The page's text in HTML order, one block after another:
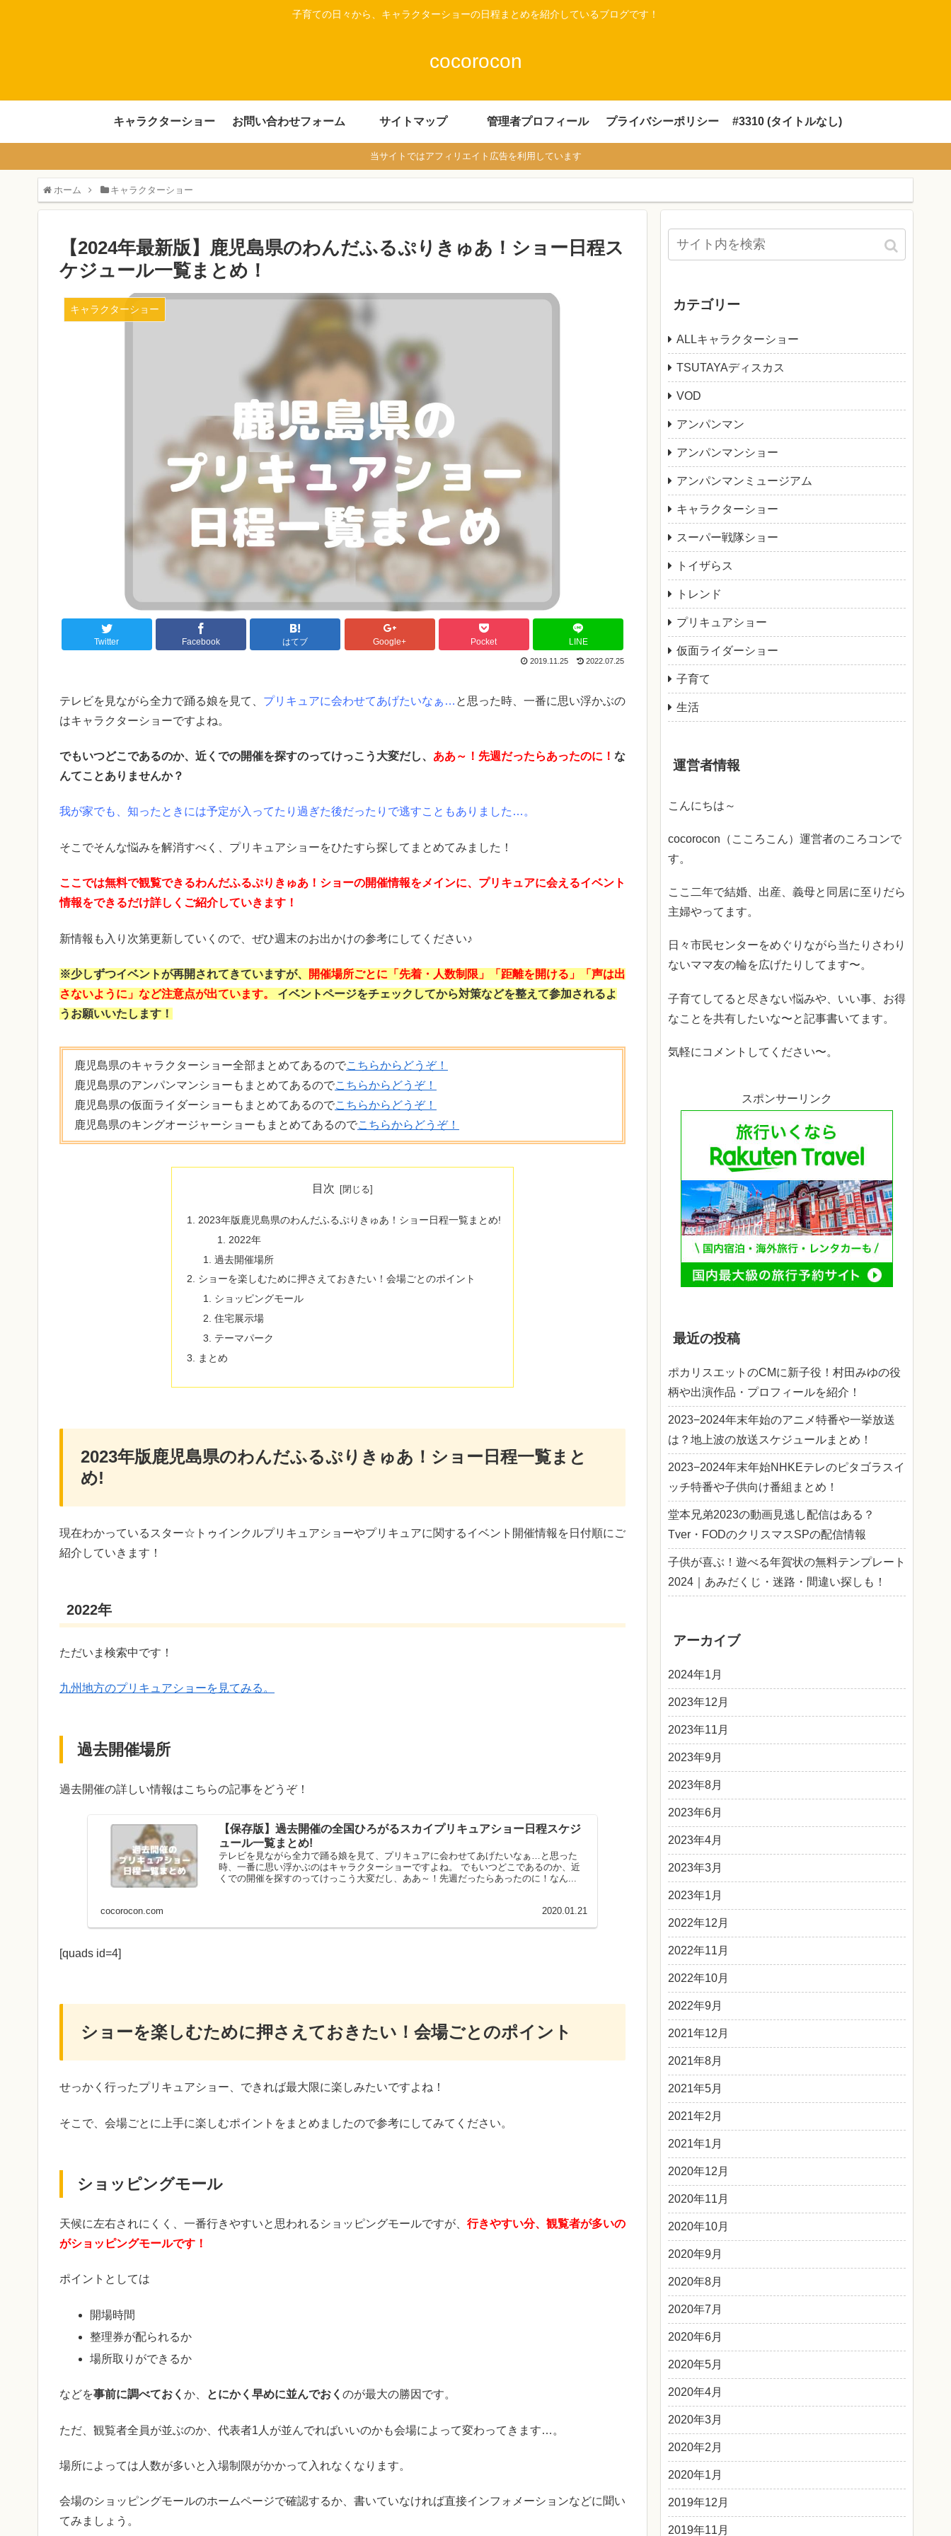
子育ての日々から、キャラクターショーの日程まとめを紹介しているブログです！
cocorocon
キャラクターショー お問い合わせフォーム サイトマップ 管理者プロフィール プライバシーポリシー #3310 (タイトルなし)
当サイトではアフィリエイト広告を利用しています
ホーム キャラクターショー
【2024年最新版】鹿児島県のわんだふるぷりきゅあ！ショー日程ス
ケジュール一覧まとめ！
キャラクターショー
Twitter Facebook はてブ Google+ Pocket LINE
2019.11.25 2022.07.25
テレビを見ながら全力で踊る娘を見て、 プリキュアに会わせてあげたいなぁ… と思った時、一番に思い浮かぶの
はキャラクターショーですよね。
でもいつどこであるのか、近くでの開催を探すのってけっこう大変だし、 ああ～！先週だったらあったのに！ な
んてことありませんか？
我が家でも、知ったときには予定が入ってたり過ぎた後だったりで逃すこともありました…。
そこでそんな悩みを解消すべく、プリキュアショーをひたすら探してまとめてみました！
ここでは無料で観覧できるわんだふるぷりきゅあ！ショーの開催情報をメインに、プリキュアに会えるイベント
情報をできるだけ詳しくご紹介していきます！
新情報も入り次第更新していくので、ぜひ週末のお出かけの参考にしてください♪
※少しずつイベントが再開されてきていますが、
開催場所ごとに「先着・人数制限」「距離を開ける」「声は出
さないように」など注意点が出ています。 イベントページをチェックしてから対策などを整えて参加されるよ
うお願いいたします！
鹿児島県のキャラクターショー全部まとめてあるのでこちらからどうぞ！
鹿児島県のアンパンマンショーもまとめてあるのでこちらからどうぞ！
鹿児島県の仮面ライダーショーもまとめてあるのでこちらからどうぞ！
鹿児島県のキングオージャーショーもまとめてあるのでこちらからどうぞ！
目次
2023年版鹿児島県のわんだふるぷりきゅあ！ショー日程一覧まとめ!
2022年
過去開催場所
ショーを楽しむために押さえておきたい！会場ごとのポイント
ショッピングモール
住宅展示場
テーマパーク
まとめ
2023年版鹿児島県のわんだふるぷりきゅあ！ショー日程一覧まと
め!
現在わかっているスター☆トゥインクルプリキュアショーやプリキュアに関するイベント開催情報を日付順にご
紹介していきます！
2022年
ただいま検索中です！
九州地方のプリキュアショーを見てみる。
過去開催場所
過去開催の詳しい情報はこちらの記事をどうぞ！
【保存版】過去開催の全国ひろがるスカイプリキュアショー日程スケジ
ュール一覧まとめ!
テレビを見ながら全力で踊る娘を見て、プリキュアに会わせてあげたいなぁ…と思った
時、一番に思い浮かぶのはキャラクターショーですよね。 でもいつどこであるのか、近
くでの開催を探すのってけっこう大変だし、ああ～！先週だったらあったのに！なん...
cocorocon.com 2020.01.21
[quads id=4]
ショーを楽しむために押さえておきたい！会場ごとのポイント
せっかく行ったプリキュアショー、できれば最大限に楽しみたいですよね！
そこで、会場ごとに上手に楽しむポイントをまとめましたので参考にしてみてください。
ショッピングモール
天候に左右されにくく、一番行きやすいと思われるショッピングモールですが、 行きやすい分、観覧者が多いの
がショッピングモールです！
ポイントとしては
開場時間
整理券が配られるか
場所取りができるか
などを事前に調べておく か、 とにかく早めに並んでおく のが最大の勝因です。
ただ、観覧者全員が並ぶのか、代表者1人が並んでればいいのかも会場によって変わってきます…。
場所によっては人数が多いと入場制限がかかって入れなくなります。
会場のショッピングモールのホームページで確認するか、書いていなければ直接インフォメーションなどに聞い
てみましょう。
カテゴリー
ALLキャラクターショー
TSUTAYAディスカス
VOD
アンパンマン
アンパンマンショー
アンパンマンミュージアム
キャラクターショー
スーパー戦隊ショー
トイザらス
トレンド
プリキュアショー
仮面ライダーショー
子育て
生活
運営者情報
こんにちは～
cocorocon（こころこん）運営者のころコンで
す。
ここ二年で結婚、出産、義母と同居に至りだら
主婦やってます。
日々市民センターをめぐりながら当たりさわり
ないママ友の輪を広げたりしてます〜。
子育てしてると尽きない悩みや、いい事、お得
なことを共有したいな〜と記事書いてます。
気軽にコメントしてください〜。
スポンサーリンク
最近の投稿
ポカリスエットのCMに新子役！村田みゆの役
柄や出演作品・プロフィールを紹介！
2023−2024年末年始のアニメ特番や一挙放送
は？地上波の放送スケジュールまとめ！
2023−2024年末年始NHKEテレのピタゴラスイ
ッチ特番や子供向け番組まとめ！
堂本兄弟2023の動画見逃し配信はある？
Tver・FODのクリスマスSPの配信情報
子供が喜ぶ！遊べる年賀状の無料テンプレート
2024｜あみだくじ・迷路・間違い探しも！
アーカイブ
2024年1月
2023年12月
2023年11月
2023年9月
2023年8月
2023年6月
2023年4月
2023年3月
2023年1月
2022年12月
2022年11月
2022年10月
2022年9月
2021年12月
2021年8月
2021年5月
2021年2月
2021年1月
2020年12月
2020年11月
2020年10月
2020年9月
2020年8月
2020年7月
2020年6月
2020年5月
2020年4月
2020年3月
2020年2月
2020年1月
2019年12月
2019年11月